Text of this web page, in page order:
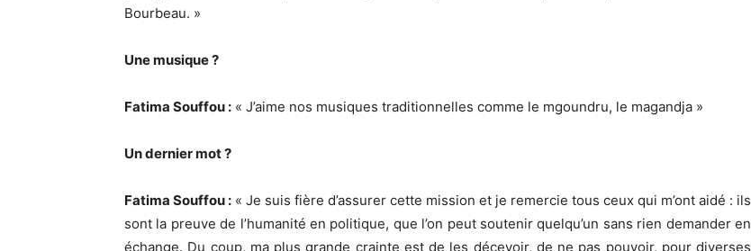
Bourbeau. »
Une musique ?
Fatima Souffou : « J’aime nos musiques traditionnelles comme le mgoundru, le magandja »
Un dernier mot ?
Fatima Souffou : « Je suis fière d’assurer cette mission et je remercie tous ceux qui m’ont aidé : ils
sont la preuve de l’humanité en politique, que l’on peut soutenir quelqu’un sans rien demander en
échange. Du coup, ma plus grande crainte est de les décevoir, de ne pas pouvoir, pour diverses